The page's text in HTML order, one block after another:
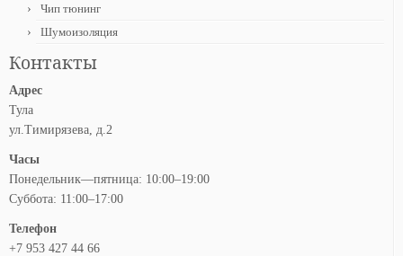
Чип тюнинг
Шумоизоляция
Контакты
Адрес
Тула
ул.Тимирязева, д.2
Часы
Понедельник—пятница: 10:00–19:00
Суббота: 11:00–17:00
Телефон
+7 953 427 44 66